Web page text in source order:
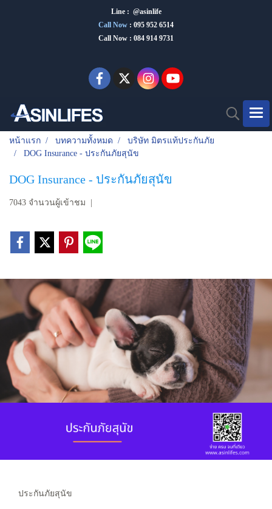
Line : @asinlife
Call Now : 095 952 6514
Call Now : 084 914 9731
หน้าแรก บทความทั้งหมด
บริษัท มิตรแท้ประกันภัย
DOG Insurance - ประกันภัยสุนัข
DOG Insurance - ประกันภัยสุนัข
7043 จำนวนผู้เข้าชม
ประกันภัยสุนัข